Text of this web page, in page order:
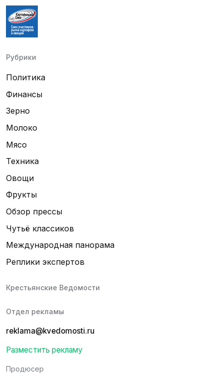
Рубрики
Политика
Финансы
Зерно
Молоко
Мясо
Техника
Овощи
Фрукты
Обзор прессы
Чутьё классиков
Международная панорама
Реплики экспертов
Крестьянские Ведомости
Отдел рекламы
reklama@kvedomosti.ru
Разместить рекламу
Продюсер